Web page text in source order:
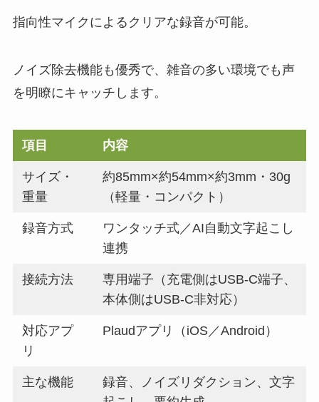
指向性マイクによるクリアな録音が可能。
ノイズ除去機能も優秀で、雑音の多い環境でも声
を明瞭にキャッチします。
項目 内容
サイズ・
重量
約85mm×約54mm×約3mm・30g
（軽量・コンパクト）
録音方式
ワンタッチ式／AI自動文字起こし
連携
接続方法
専用端子（充電側はUSB-C端子、
本体側はUSB-C非対応）
対応アプ
リ
Plaudアプリ（iOS／Android）
主な機能
録音、ノイズリダクション、文字